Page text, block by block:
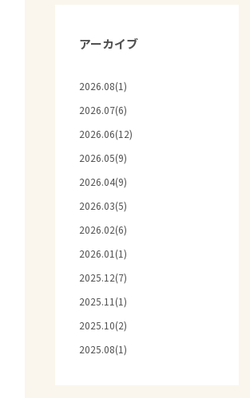
アーカイブ
2026.08(1)
2026.07(6)
2026.06(12)
2026.05(9)
2026.04(9)
2026.03(5)
2026.02(6)
2026.01(1)
2025.12(7)
2025.11(1)
2025.10(2)
2025.08(1)